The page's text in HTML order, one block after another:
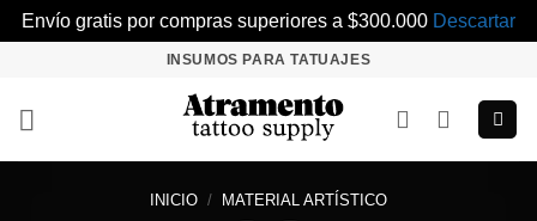
Envío gratis por compras superiores a $300.000 Descartar
contenido
INSUMOS PARA TATUAJES
INICIO / MATERIAL ARTÍSTICO